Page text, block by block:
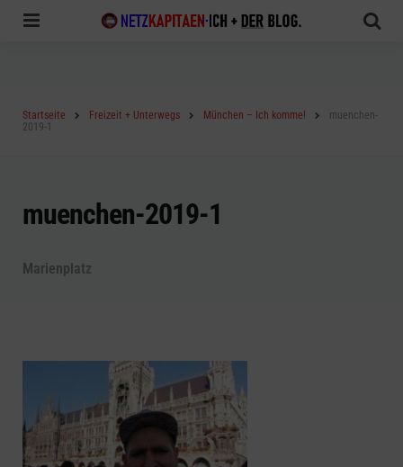
Startseite Freizeit + Unterwegs München – Ich komme!
muenchen-
2019-1
muenchen-2019-1
Marienplatz